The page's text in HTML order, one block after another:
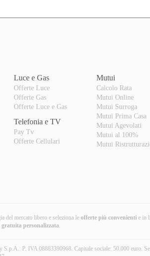
Luce e Gas
Offerte Luce
Offerte Gas
Offerte Luce e Gas
Telefonia e TV
Pay Tv
Offerte Cellulari
Mutui
Calcolo Rata
Mutui Online
Mutui Surroga
Mutui Prima Casa
Mutui Agevolati
Mutui al 100%
Mutui
del mercato libero e seleziona le offerte più convenienti e in
gratuita personalizzata.
S.p.A.: P. IVA 08883390968. Capitale sociale: 50.000 euro.